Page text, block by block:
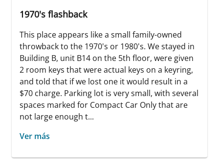
1970's flashback
This place appears like a small family-owned
throwback to the 1970's or 1980's. We stayed in
Building B, unit B14 on the 5th floor, were given
2 room keys that were actual keys on a keyring,
and told that if we lost one it would result in a
$70 charge. Parking lot is very small, with several
spaces marked for Compact Car Only that are
not large enough t...
Ver más